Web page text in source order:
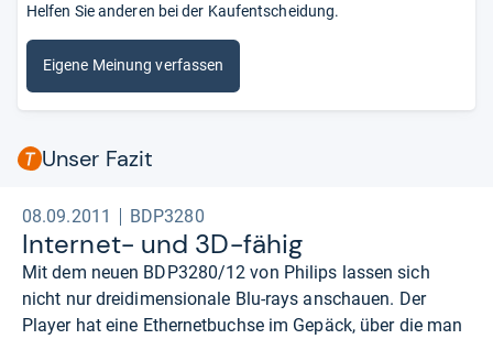
Helfen Sie anderen bei der Kaufentscheidung.
Eigene Meinung verfassen
Unser Fazit
08.09.2011 BDP3280
Inter­net-​ und 3D-​fähig
Mit dem neuen BDP3280/12 von Philips lassen sich
nicht nur dreidimensionale Blu-rays anschauen. Der
Player hat eine Ethernetbuchse im Gepäck, über die man